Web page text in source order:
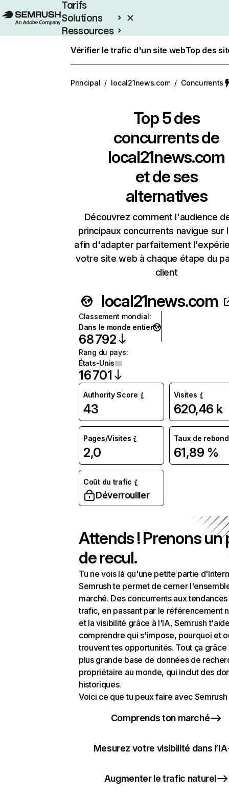
Tarifs
Solutions
Ressources
Vérifier le trafic d'un site webTop des
Principal / local21news.com / Concurrents
Top 5 des
concurrents de
local21news.com
et de ses
alternatives
Découvrez comment l'audience
principaux concurrents navigue sur
afin d'adapter parfaitement
votre site web à chaque étape du
client
local21news.com
Classement mondial:
Dans le monde entier
68 792
Rang du pays:
États-Unis
16 701
Authority Score
43
Visites
620,46 k
Pages/Visites
2,0
Taux de rebond
61,89 %
Coût du trafic
Déverrouiller
Attends ! Prenons un
de recul.
Tu ne vois là qu'une petite partie
Semrush te permet de cerner
marché. Des concurrents aux
trafic, en passant par le référencement
et la visibilité grâce à l'IA, Semrush
comprendre qui s'impose, pourquoi et
trouvent tes opportunités. Tout ça grâce
plus grande base de données de
propriétaire au monde, qui inclut des
historiques.
Voici ce que tu peux faire avec Semrush
Comprends ton marché
Mesurez votre visibilité dans l’IA
Augmenter le trafic naturel